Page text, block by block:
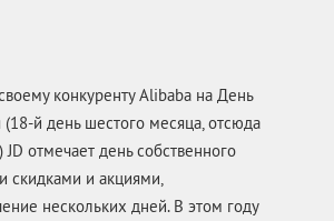
конкуренту Alibaba на День
й день шестого месяца, отсюда
отмечает день собственного
скидками и акциями,
нескольких дней. В этом году